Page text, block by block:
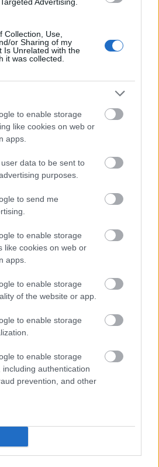
Collection, Use,
or Sharing of my
Is Unrelated with the
it was collected.
to enable storage
like cookies on web or
apps.
data to be sent to
purposes.
to send me
to enable storage
like cookies on web or
apps.
to enable storage
of the website or app.
to enable storage
to enable storage
including authentication
prevention, and other
egyenesen zúzta szét az
– akik ennyit
11.
akarata ellenére iskolai
Úgy tűnik, a Fidesz három
Lázár, Rogán, Szijjártó, Kósa,
lakás, villa, óra, Louis
pörög, Máté
10.
egymással
elnök és Orbán Viktor
majd kedden aláírták a
szóló szerződést, illetve
kihagyta magát a Déli
elmaradása…
válasz. Ma délelőtt a
vette az év megalázását.
javaslatot, ami